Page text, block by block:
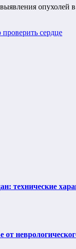
опухолей
сердце
технические
от